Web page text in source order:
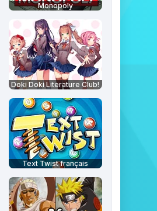
Monopoly
Doki Doki Literature Club!
Text Twist français